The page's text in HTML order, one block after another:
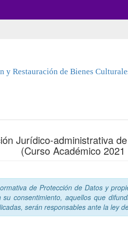
y Restauración de Bienes
Jurídico-administrativa
(Curso Académico
de Protección de Datos y
consentimiento, aquellos que
serán responsables ante la ley